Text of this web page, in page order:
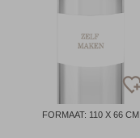
FORMAAT: 110 X 66 CM